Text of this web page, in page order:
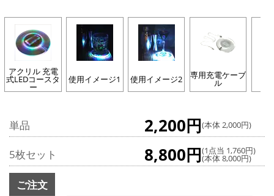
アクリル 充電
式LEDコースタ
ー
使用イメージ1 使用イメージ2 専用充電ケーブ
ル
単品 2,200円(本体 2,000円)
5枚セット 8,800円(1点当 1,760円)
(本体 8,000円)
ご注文